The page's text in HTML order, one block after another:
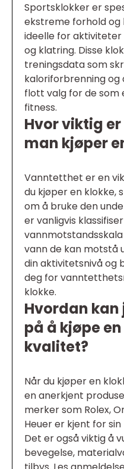
Sportsklokker er
ekstreme forhold og
ideelle for aktiviteter
og klatring. Disse
treningsdata som
kaloriforbrenning
flott valg for de som
fitness.
Hvor viktig
man kjøper
Vanntetthet er en
du kjøper en klokke,
om å bruke den
er vanligvis
vann de kan motstå
din aktivitetsnivå og
deg for
klokke.
Hvordan
på å kjøpe
kvalitet?
Når du kjøper en
en anerkjent
merker som Rolex,
Heuer er kjent for
Det er også viktig å
bevegelse,